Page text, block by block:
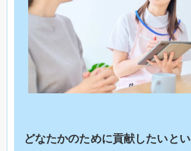
どなたかのために貢献したいと